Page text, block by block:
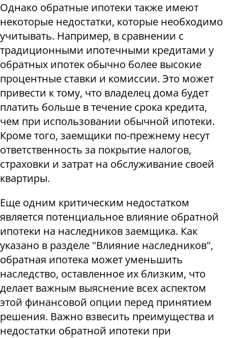
Однако обратные ипотеки также имеют
некоторые недостатки, которые необходимо
учитывать. Например, в сравнении с
традиционными ипотечными кредитами у
обратных ипотек обычно более высокие
процентные ставки и комиссии. Это может
привести к тому, что владелец дома будет
платить больше в течение срока кредита,
чем при использовании обычной ипотеки.
Кроме того, заемщики по-прежнему несут
ответственность за покрытие налогов,
страховки и затрат на обслуживание своей
квартиры.
Еще одним критическим недостатком
является потенциальное влияние обратной
ипотеки на наследников заемщика. Как
указано в разделе "Влияние наследников",
обратная ипотека может уменьшить
наследство, оставленное их близким, что
делает важным выяснение всех аспектом
этой финансовой опции перед принятием
решения. Важно взвесить преимущества и
недостатки обратной ипотеки при